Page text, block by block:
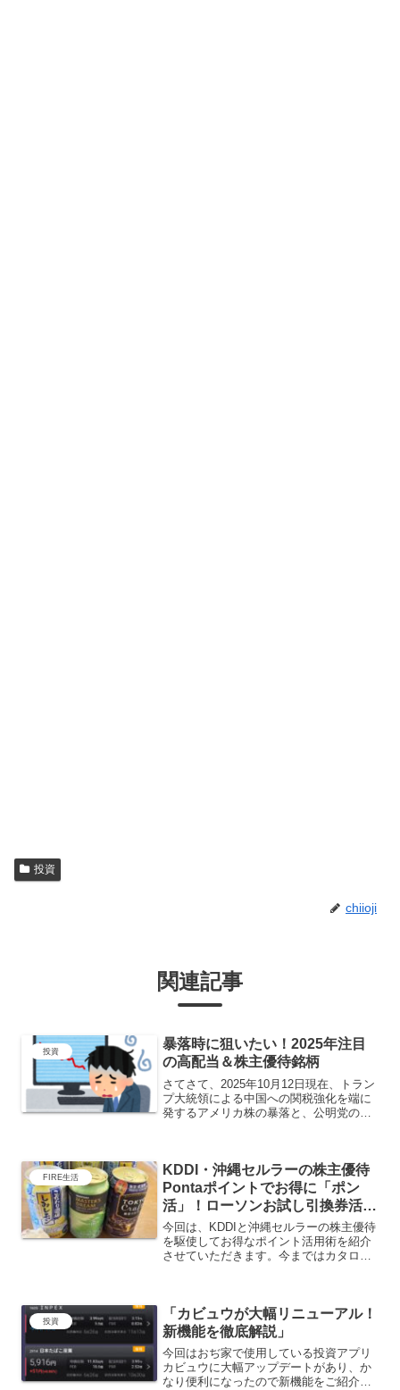
投資
chiioji
関連記事
投資
暴落時に狙いたい！2025年注目
の高配当＆株主優待銘柄
さてさて、2025年10月12日現在、トラン
プ大統領による中国への関税強化を端に
発するアメリカ株の暴落と、公明党の連
当かつ株主優待が...
FIRE生活
KDDI・沖縄セルラーの株主優待
Pontaポイントでお得に「ポン
活」！ローソンお試し引換券活用
術【2025年最新】
今回は、KDDIと沖縄セルラーの株主優待
を駆使してお得なポイント活用術を紹介
させていただきます。今まではカタログ
て約２倍のレート...
投資
「カビュウが大幅リニューアル！
新機能を徹底解説」
今回はおぢ家で使用している投資アプリ
カビュウに大幅アップデートがあり、か
なり便利になったので新機能をご紹介。